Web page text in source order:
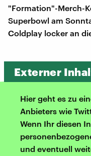
"Formation"-Merch-
Superbowl am
Coldplay locker an
Externer
Hier geht es zu
Anbieters wie
Wenn Ihr diesen
und eventuell